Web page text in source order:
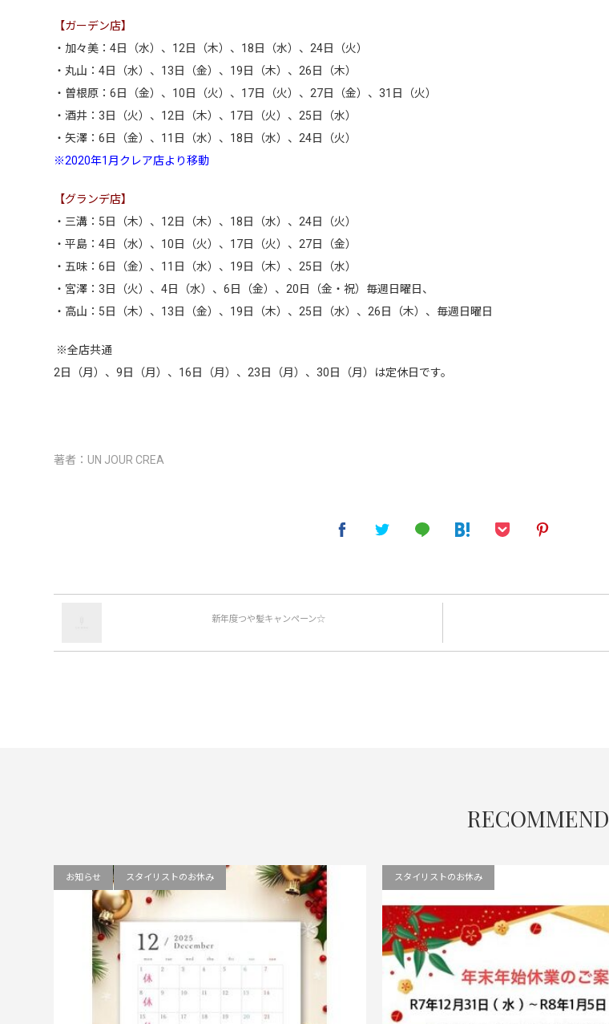
【ガーデン店】
・加々美：4日（水）、12日（木）、18日（水）、24日（火）
・丸山：4日（水）、13日（金）、19日（木）、26日（木）
・曽根原：6日（金）、10日（火）、17日（火）、27日（金）、31日（火）
・酒井：3日（火）、12日（木）、17日（火）、25日（水）
・矢澤：6日（金）、11日（水）、18日（水）、24日（火）
※2020年1月クレア店より移動
【グランデ店】
・三溝：5日（木）、12日（木）、18日（水）、24日（火）
・平島：4日（水）、10日（火）、17日（火）、27日（金）
・五味：6日（金）、11日（水）、19日（木）、25日（水）
・宮澤：3日（火）、4日（水）、6日（金）、20日（金・祝）毎週日曜日、
・高山：5日（木）、13日（金）、19日（木）、25日（水）、26日（木）、毎週日曜日
※全店共通
2日（月）、9日（月）、16日（月）、23日（月）、30日（月）は定休日です。
著者： UN JOUR CREA
新年度つや髪キャンペーン☆
RECOMMEND
お知らせ スタイリストのお休み スタイリストのお休み